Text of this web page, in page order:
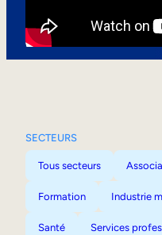
SECTEURS
Tous secteurs
Formation Industrie
Santé Services